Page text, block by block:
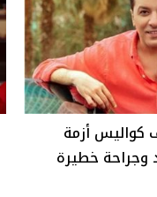
أزمة
وجراحة خطيرة